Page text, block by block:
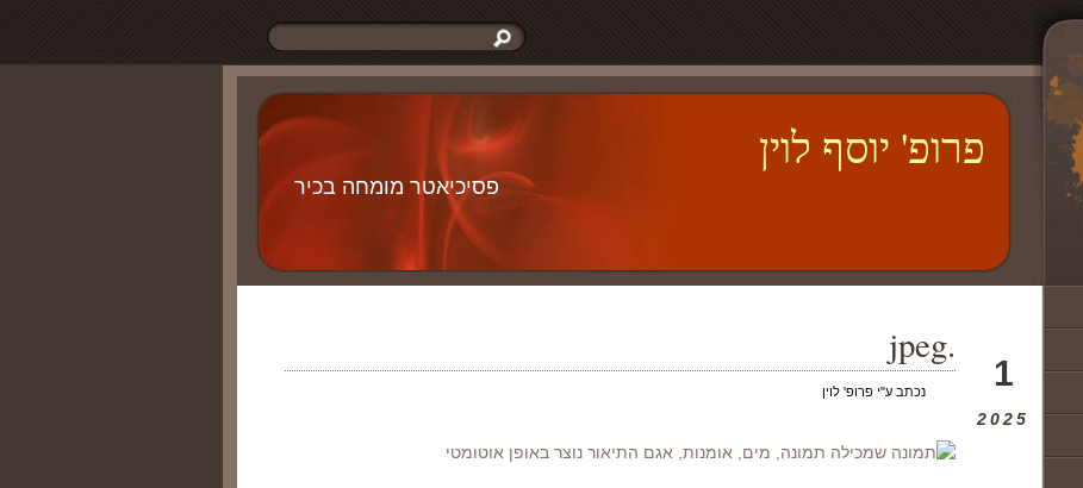
פרופ' יוסף לוין
פסיכיאטר מומחה בכיר
1
2025
.jpeg
נכתב ע"י פרופ' לוין